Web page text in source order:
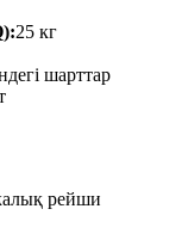
25 кг
шарттар